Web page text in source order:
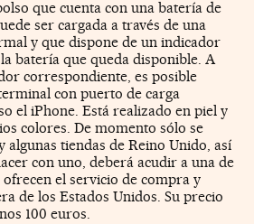
que cuenta con una batería de
ser cargada a través de una
y que dispone de un indicador
batería que queda disponible. A
correspondiente, es posible
con puerto de carga
el iPhone. Está realizado en piel y
colores. De momento sólo se
algunas tiendas de Reino Unido, así
con uno, deberá acudir a una de
ofrecen el servicio de compra y
de los Estados Unidos. Su precio
100 euros.